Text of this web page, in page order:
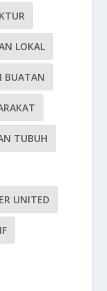
LOKAL
BUATAN
TUBUH
UNITED